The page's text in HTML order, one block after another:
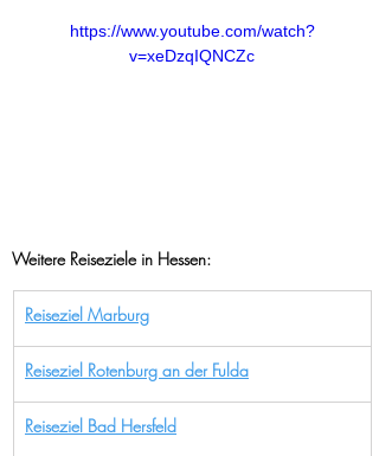
https://www.youtube.com/watch?
v=xeDzqIQNCZc
Weitere Reiseziele in Hessen:
Reiseziel Marburg
Reiseziel Rotenburg an der Fulda
Reiseziel Bad Hersfeld